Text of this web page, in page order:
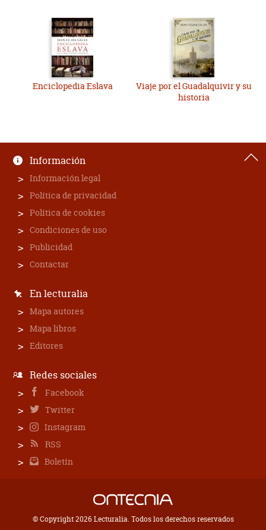
Enciclopedia Eslava
Viaje por el Guadalquivir y su
historia
Información
Información legal
Política de privacidad
Política de cookies
Condiciones de uso
Publicidad
Contactar
En lecturalia
Mapa autores
Mapa libros
Editores
Redes sociales
Facebook
Twitter
Instagram
RSS
Boletín
© Copyright 2026 Lecturalia. Todos los derechos reservados